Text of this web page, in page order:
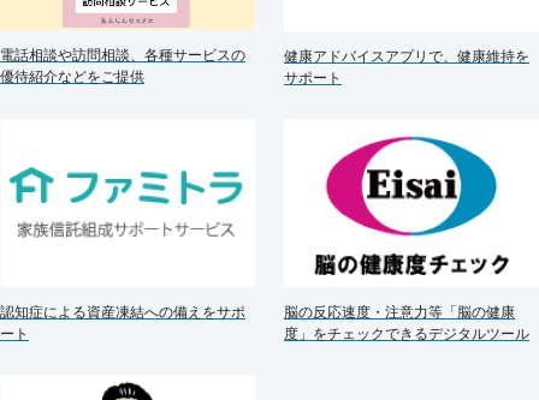
電話相談や訪問相談、各種サービスの
優待紹介などをご提供
健康アドバイスアプリで、健康維持を
サポート
認知症による資産凍結への備えをサポ
ート
脳の反応速度・注意力等「脳の健康
度」をチェックできるデジタルツール